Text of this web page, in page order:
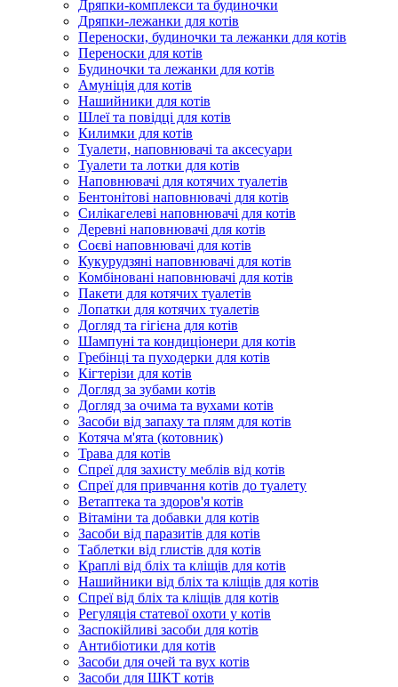
Дряпки-комплекси та будиночки
Дряпки-лежанки для котів
Переноски, будиночки та лежанки для котів
Переноски для котів
Будиночки та лежанки для котів
Амуніція для котів
Нашийники для котів
Шлеї та повідці для котів
Килимки для котів
Туалети, наповнювачі та аксесуари
Туалети та лотки для котів
Наповнювачі для котячих туалетів
Бентонітові наповнювачі для котів
Силікагелеві наповнювачі для котів
Деревні наповнювачі для котів
Соєві наповнювачі для котів
Кукурудзяні наповнювачі для котів
Комбіновані наповнювачі для котів
Пакети для котячих туалетів
Лопатки для котячих туалетів
Догляд та гігієна для котів
Шампуні та кондиціонери для котів
Гребінці та пуходерки для котів
Кігтерізи для котів
Догляд за зубами котів
Догляд за очима та вухами котів
Засоби від запаху та плям для котів
Котяча м'ята (котовник)
Трава для котів
Спреї для захисту меблів від котів
Спреї для привчання котів до туалету
Ветаптека та здоров'я котів
Вітаміни та добавки для котів
Засоби від паразитів для котів
Таблетки від глистів для котів
Краплі від бліх та кліщів для котів
Нашийники від бліх та кліщів для котів
Спреї від бліх та кліщів для котів
Регуляція статевої охоти у котів
Заспокійливі засоби для котів
Антибіотики для котів
Засоби для очей та вух котів
Засоби для ШКТ котів